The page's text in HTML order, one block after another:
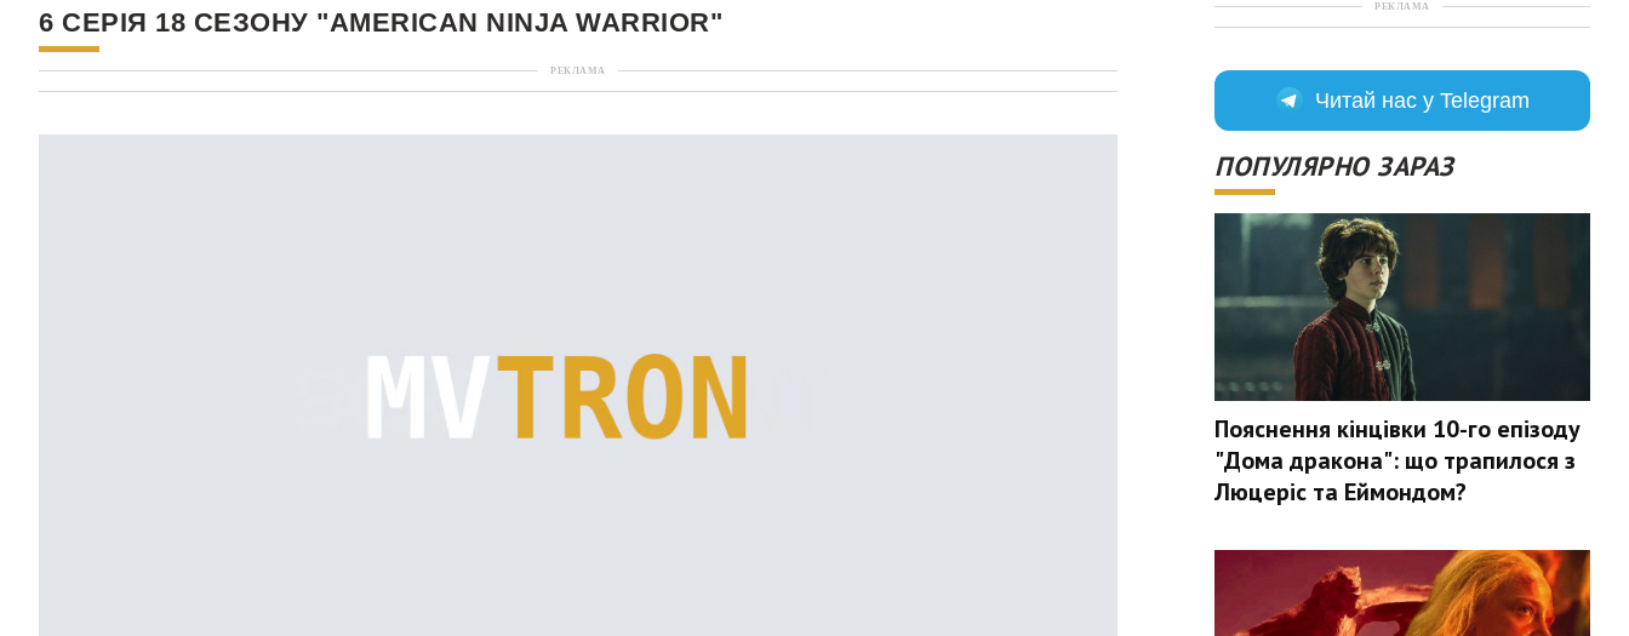
6 СЕРІЯ 18 СЕЗОНУ "AMERICAN NINJA WARRIOR"
РЕКЛАМА
РЕКЛАМА
Читай нас у Telegram
ПОПУЛЯРНО ЗАРАЗ
Пояснення кінцівки 10-го епізоду
"Дома дракона": що трапилося з
Люцеріс та Еймондом?